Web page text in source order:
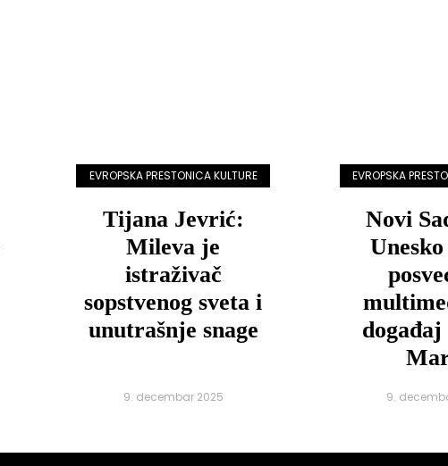
EVROPSKA PRESTONICA KULTURE
Tijana Jevrić:
Mileva je
istraživač
sopstvenog sveta i
unutrašnje snage
9. decembar 2025
EVROPSKA
Novi
9.